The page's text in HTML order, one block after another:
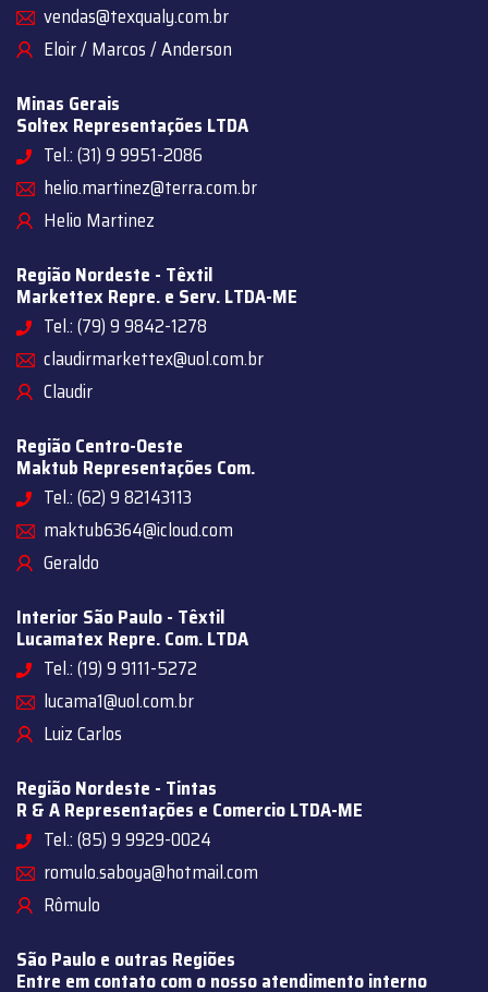
vendas@texqualy.com.br
Eloir / Marcos / Anderson
Minas Gerais
Soltex Representações LTDA
Tel.: (31) 9 9951-2086
helio.martinez@terra.com.br
Helio Martinez
Região Nordeste - Têxtil
Markettex Repre. e Serv. LTDA-ME
Tel.: (79) 9 9842-1278
claudirmarkettex@uol.com.br
Claudir
Região Centro-Oeste
Maktub Representações Com.
Tel.: (62) 9 82143113
maktub6364@icloud.com
Geraldo
Interior São Paulo - Têxtil
Lucamatex Repre. Com. LTDA
Tel.: (19) 9 9111-5272
lucama1@uol.com.br
Luiz Carlos
Região Nordeste - Tintas
R & A Representações e Comercio LTDA-ME
Tel.: (85) 9 9929-0024
romulo.saboya@hotmail.com
Rômulo
São Paulo e outras Regiões
Entre em contato com o nosso atendimento interno